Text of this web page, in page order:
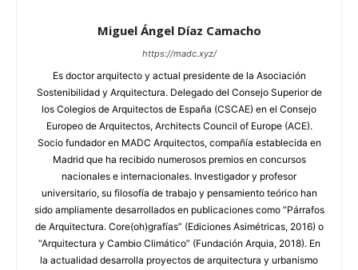
Miguel Ángel Díaz Camacho
https://madc.xyz/
Es doctor arquitecto y actual presidente de la Asociación
Sostenibilidad y Arquitectura. Delegado del Consejo Superior de
los Colegios de Arquitectos de España (CSCAE) en el Consejo
Europeo de Arquitectos, Architects Council of Europe (ACE).
Socio fundador en MADC Arquitectos, compañía establecida en
Madrid que ha recibido numerosos premios en concursos
nacionales e internacionales. Investigador y profesor
universitario, su filosofía de trabajo y pensamiento teórico han
sido ampliamente desarrollados en publicaciones como “Párrafos
de Arquitectura. Core(oh)grafías” (Ediciones Asimétricas, 2016) o
“Arquitectura y Cambio Climático” (Fundación Arquia, 2018). En
la actualidad desarrolla proyectos de arquitectura y urbanismo